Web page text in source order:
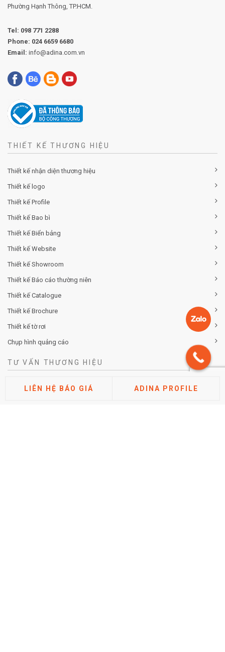
Phường Hạnh Thông, TP.HCM.
Tel: 098 771 2288
Phone: 024 6659 6680
Email: info@adina.com.vn
THIẾT KẾ THƯƠNG HIỆU
Thiết kế nhận diện thương hiệu
Thiết kế logo
Thiết kế Profile
Thiết kế Bao bì
Thiết kế Biển bảng
Thiết kế Website
Thiết kế Showroom
Thiết kế Báo cáo thường niên
Thiết kế Catalogue
Thiết kế Brochure
Thiết kế tờ rơi
Chụp hình quảng cáo
TƯ VẤN THƯƠNG HIỆU
Tư vấn chiến lược khác biệt hóa thương hiệu
LIÊN HỆ BÁO GIÁ ADINA PROFILE